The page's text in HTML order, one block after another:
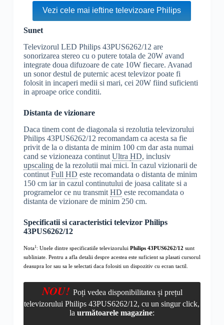
Vezi cele mai ieftine televizoare Philips
Sunet
Televizorul LED Philips 43PUS6262/12 are
sonorizarea stereo cu o putere totala de 20W avand
integrate doua difuzoare de cate 10W fiecare. Avanad
un sonor destul de puternic acest televizor poate fi
folosit in incaperi medii si mari, cei 20W fiind suficienti
in aproape orice conditii.
Distanta de vizionare
Daca tinem cont de diagonala si rezolutia televizorului
Philips 43PUS6262/12 recomandam ca acesta sa fie
privit de la o distanta de minim 100 cm dar asta numai
cand se vizioneaza continut Ultra HD, inclusiv
upscalingde la rezolutii mai mici. In cazul vizionarii de
continut Full HD este recomandata o distanta de minim
150 cm iar in cazul continutului de joasa calitate si a
programelor ce nu transmit HD este recomandata o
distanta de vizionare de minim 250 cm.
Specificatii si caracteristici televizor Philips
43PUS6262/12
Nota1: Unele dintre specificatiile televizorului Philips 43PUS6262/12 sunt
subliniate. Pentru a afla detalii despre acestea este suficient sa plasati cursorul
deasupra lor sau sa le selectati daca folositi un dispozitiv cu ecran tactil.
NOU! Poți vedea disponibilitatea și prețul
televizorului Philips 43PUS6262/12, cu un singur click,
la următoarele magazine: